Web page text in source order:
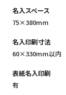
名入スペース
75×380mm
名入印刷寸法
60×330mm以内
表紙名入印刷
有